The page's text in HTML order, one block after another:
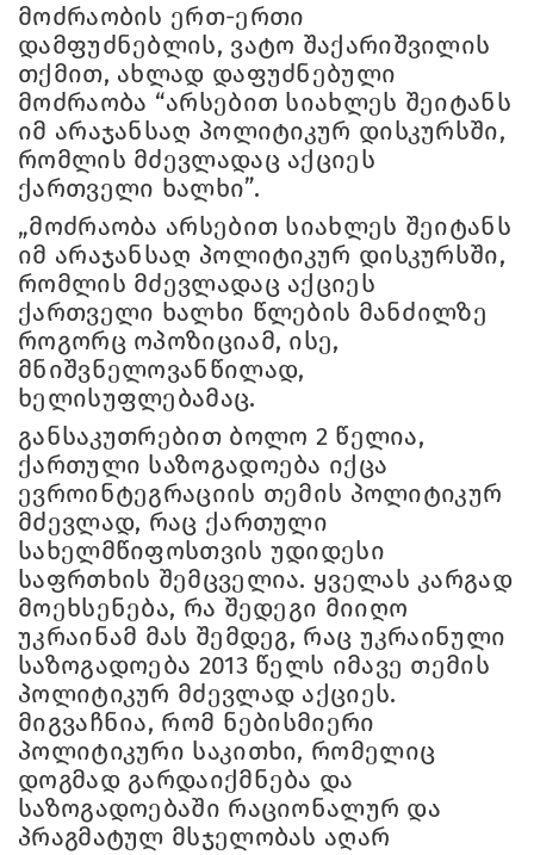
მოძრაობის ერთ-ერთი
დამფუძნებლის, ვატო შაქარიშვილის
თქმით, ახლად დაფუძნებული
მოძრაობა “არსებით სიახლეს შეიტანს
იმ არაჯანსაღ პოლიტიკურ დისკურსში,
რომლის მძევლადაც აქციეს
ქართველი ხალხი”.
„მოძრაობა არსებით სიახლეს შეიტანს
იმ არაჯანსაღ პოლიტიკურ დისკურსში,
რომლის მძევლადაც აქციეს
ქართველი ხალხი წლების მანძილზე
როგორც ოპოზიციამ, ისე,
მნიშვნელოვანწილად,
ხელისუფლებამაც.
განსაკუთრებით ბოლო 2 წელია,
ქართული საზოგადოება იქცა
ევროინტეგრაციის თემის პოლიტიკურ
მძევლად, რაც ქართული
სახელმწიფოსთვის უდიდესი
საფრთხის შემცველია. ყველას კარგად
მოეხსენება, რა შედეგი მიიღო
უკრაინამ მას შემდეგ, რაც უკრაინული
საზოგადოება 2013 წელს იმავე თემის
პოლიტიკურ მძევლად აქციეს.
მიგვაჩნია, რომ ნებისმიერი
პოლიტიკური საკითხი, რომელიც
დოგმად გარდაიქმნება და
საზოგადოებაში რაციონალურ და
პრაგმატულ მსჯელობას აღარ